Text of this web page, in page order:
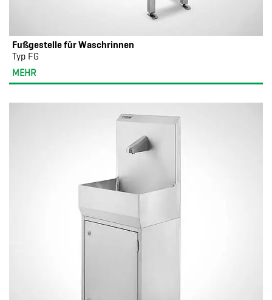
Fußgestelle für Waschrinnen
Typ FG
MEHR